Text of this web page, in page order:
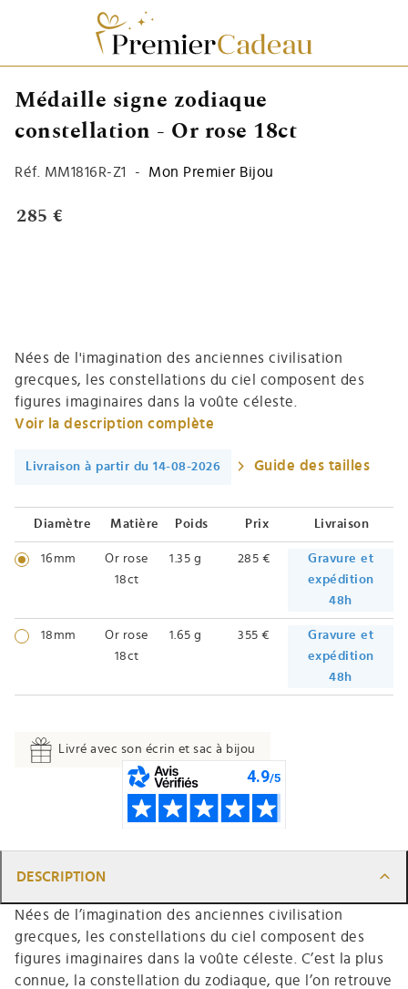
Médaille signe zodiaque
constellation - Or rose 18ct
Réf. MM1816R-Z1 - Mon Premier Bijou
285 €
Nées de l'imagination des anciennes civilisation
grecques, les constellations du ciel composent des
figures imaginaires dans la voûte céleste.
Voir la description complète
Livraison à partir du 14-08-2026 Guide des tailles
Diamètre Matière Poids Prix Livraison
16mm
Or rose
18ct
1.35 g 285 €
Gravure et
expédition
48h
18mm
Or rose
18ct
1.65 g 355 €
Gravure et
expédition
48h
Livré avec son écrin et sac à bijou
DESCRIPTION
Nées de l’imagination des anciennes civilisation
grecques, les constellations du ciel composent des
figures imaginaires dans la voûte céleste. C’est la plus
connue, la constellation du zodiaque, que l’on retrouve